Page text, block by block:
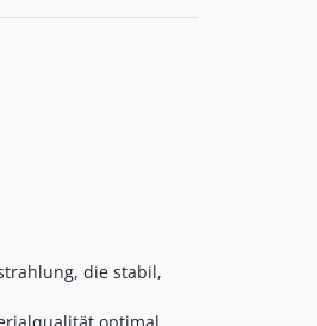
die stabil,